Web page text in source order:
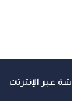
عبر الإنترنت